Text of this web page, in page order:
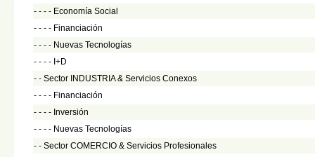
- - - - Economía Social
- - - - Financiación
- - - - Nuevas Tecnologías
- - - - I+D
- - Sector INDUSTRIA & Servicios Conexos
- - - - Financiación
- - - - Inversión
- - - - Nuevas Tecnologías
- - Sector COMERCIO & Servicios Profesionales